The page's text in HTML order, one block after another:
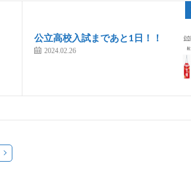
公立高校入試まであと1日！！
2024.02.26